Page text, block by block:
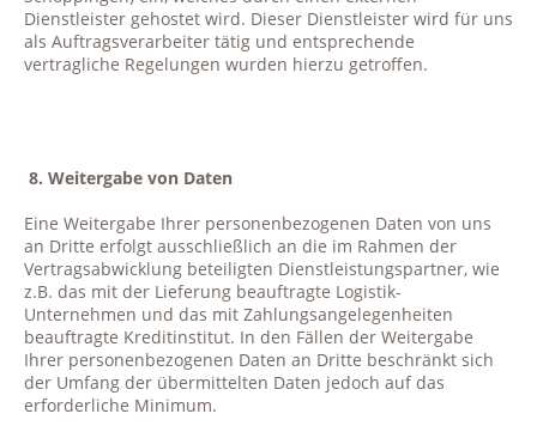
Dienstleister gehostet wird. Dieser Dienstleister wird für uns
als Auftragsverarbeiter tätig und entsprechende
vertragliche Regelungen wurden hierzu getroffen.
8. Weitergabe von Daten
Eine Weitergabe Ihrer personenbezogenen Daten von uns
an Dritte erfolgt ausschließlich an die im Rahmen der
Vertragsabwicklung beteiligten Dienstleistungspartner, wie
z.B. das mit der Lieferung beauftragte Logistik-
Unternehmen und das mit Zahlungsangelegenheiten
beauftragte Kreditinstitut. In den Fällen der Weitergabe
Ihrer personenbezogenen Daten an Dritte beschränkt sich
der Umfang der übermittelten Daten jedoch auf das
erforderliche Minimum.